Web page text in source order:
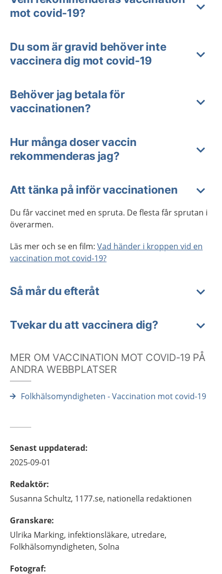
mot covid-19?
Du som är gravid behöver inte
vaccinera dig mot covid-19
Behöver jag betala för
vaccinationen?
Hur många doser vaccin
rekommenderas jag?
Att tänka på inför vaccinationen
Du får vaccinet med en spruta. De flesta får sprutan i
överarmen.
Läs mer och se en film: Vad händer i kroppen vid en
vaccination mot covid-19?
Så mår du efteråt
Tvekar du att vaccinera dig?
MER OM VACCINATION MOT COVID-19 PÅ
ANDRA WEBBPLATSER
Folkhälsomyndigheten - Vaccination mot covid-19
Senast uppdaterad:
2025-09-01
Redaktör:
Susanna Schultz, 1177.se, nationella redaktionen
Granskare:
Ulrika Marking, infektionsläkare, utredare,
Folkhälsomyndigheten, Solna
Fotograf: